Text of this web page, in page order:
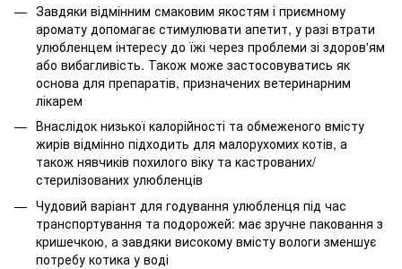
Завдяки відмінним смаковим якостям і приємному
аромату допомагає стимулювати апетит, у разі втрати
улюбленцем інтересу до їжі через проблеми зі здоров'ям
або вибагливість. Також може застосовуватись як
основа для препаратів, призначених ветеринарним
лікарем
Внаслідок низької калорійності та обмеженого вмісту
жирів відмінно підходить для малорухомих котів, а
також нявчиків похилого віку та кастрованих/
стерилізованих улюбленців
Чудовий варіант для годування улюбленця під час
транспортування та подорожей: має зручне паковання з
кришечкою, а завдяки високому вмісту вологи зменшує
потребу котика у воді